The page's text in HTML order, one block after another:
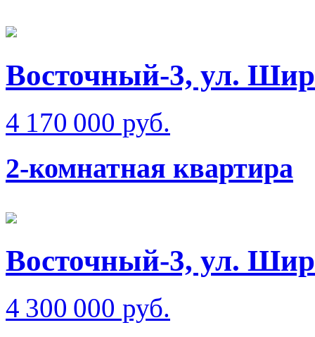
Восточный-3, ул.
4 170 000 руб.
2-комнатная квартира
Восточный-3, ул.
4 300 000 руб.